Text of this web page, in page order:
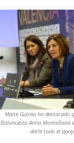
Maite Guirau ha destacado
Baloncesto Anna Montañana
darle todo el